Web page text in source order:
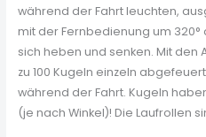
während der Fahrt leuchten,
mit der Fernbedienung um
sich heben und senken. Mit den
zu 100 Kugeln einzeln
während der Fahrt. Kugeln
(je nach Winkel)! Die Laufrollen